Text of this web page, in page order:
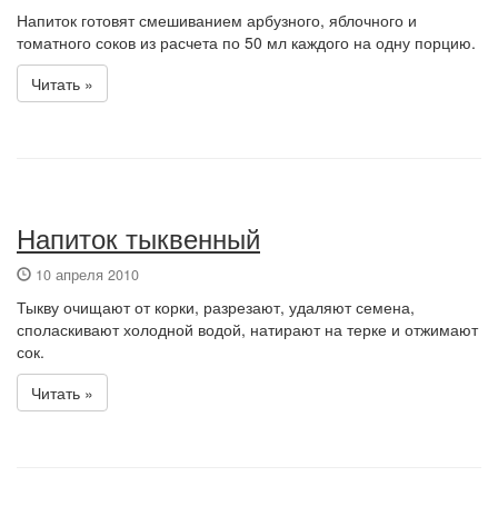
Напиток готовят смешиванием арбузного, яблочного и
томатного соков из расчета по 50 мл каждого на одну порцию.
Читать »
Напиток тыквенный
10 апреля 2010
Тыкву очищают от корки, разрезают, удаляют семена,
споласкивают холодной водой, натирают на терке и отжимают
сок.
Читать »